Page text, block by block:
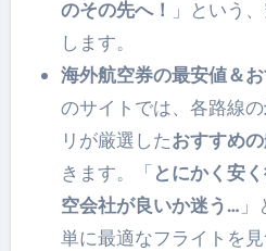
のその先へ！ 」という
します。
海外航空券の最安値＆
のサイトでは、各路線の
リが厳選したおすすめ
きます。「とにかく安
空会社が良いか迷う…
単に最適なフライトを